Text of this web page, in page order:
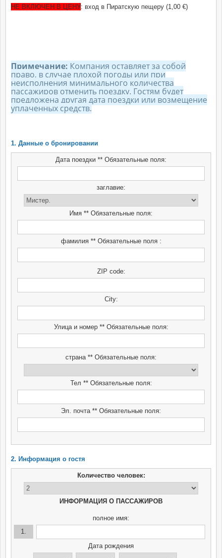
НЕ ВКЛЮЧЕН В ЦЕНУ: вход в Пиратскую пещеру (1,00 €)
Примечание: Компания оставляет за собой
право, в случае плохой погоды или при
неисполнения минимального количества
пассажиров отменить поездку. Гостям будет
предложена другая дата поездки или возмещение
уплаченных средств.
1. Данные о бронировании
Дата поездки ** Обязательные поля:
заглавие:
Имя ** Обязательные поля:
фамилия ** Обязательные поля :
ZIP code:
City:
Улица и номер ** Обязательные поля:
страна ** Обязательные поля:
Тел ** Обязательные поля:
Эл. почта ** Обязательные поля:
2. Информация о гостя
Количество человек:
ИНФОРМАЦИЯ О ПАССАЖИРОВ
полное имя:
1.
Дата рождения